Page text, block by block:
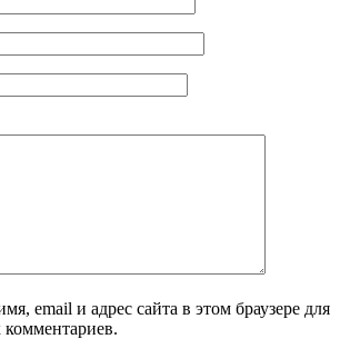
email и адрес сайта в этом браузере для